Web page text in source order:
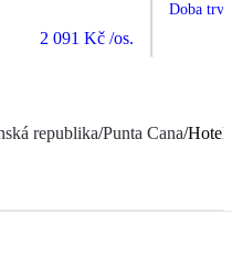
2 091 Kč /os.
Doba
republika/Punta Cana/Hotel